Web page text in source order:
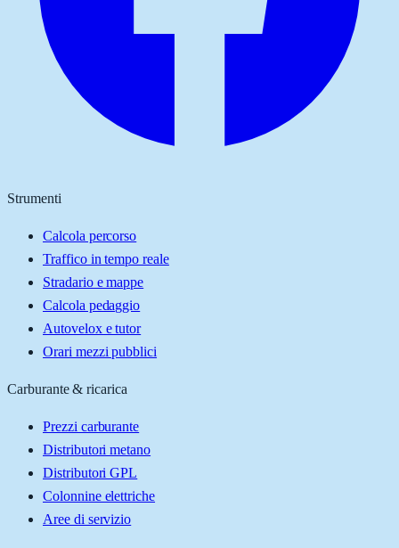
Strumenti
Calcola percorso
Traffico in tempo reale
Stradario e mappe
Calcola pedaggio
Autovelox e tutor
Orari mezzi pubblici
Carburante & ricarica
Prezzi carburante
Distributori metano
Distributori GPL
Colonnine elettriche
Aree di servizio